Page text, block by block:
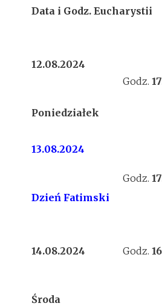
Data i Godz. Eucharystii
12.08.2024
Poniedziałek
Godz.
13.08.2024
Dzień Fatimski
Godz.
14.08.2024
Środa
Godz.